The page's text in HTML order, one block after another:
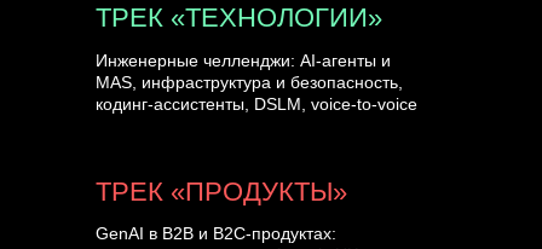
ТРЕК «ПРОДУКТЫ»
GenAI в B2B и B2C-продуктах:
Инженерные челленджи: AI-агенты и
MAS, инфраструктура и безопасность,
кодинг-ассистенты, DSLM, voice-to-voice
ТРЕК «ТЕХНОЛОГИИ»